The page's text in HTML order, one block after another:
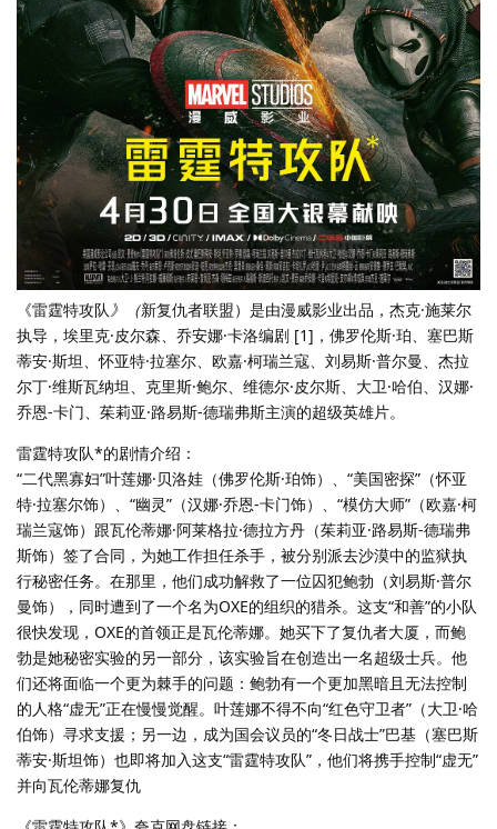
《雷霆特攻队》（新复仇者联盟）是由漫威影业出品，杰克·施莱尔
执导，埃里克·皮尔森、乔安娜·卡洛编剧 [1]，佛罗伦斯·珀、塞巴斯
蒂安·斯坦、怀亚特·拉塞尔、欧嘉·柯瑞兰寇、刘易斯·普尔曼、杰拉
尔丁·维斯瓦纳坦、克里斯·鲍尔、维德尔·皮尔斯、大卫·哈伯、汉娜·
乔恩-卡门、茱莉亚·路易斯-德瑞弗斯主演的超级英雄片。
雷霆特攻队*的剧情介绍：
“二代黑寡妇”叶莲娜·贝洛娃（佛罗伦斯·珀饰）、“美国密探”（怀亚
特·拉塞尔饰）、“幽灵”（汉娜·乔恩-卡门饰）、“模仿大师”（欧嘉·柯
瑞兰寇饰）跟瓦伦蒂娜·阿莱格拉·德拉方丹（茱莉亚·路易斯-德瑞弗
斯饰）签了合同，为她工作担任杀手，被分别派去沙漠中的监狱执
行秘密任务。在那里，他们成功解救了一位囚犯鲍勃（刘易斯·普尔
曼饰），同时遭到了一个名为OXE的组织的猎杀。这支“和善”的小队
很快发现，OXE的首领正是瓦伦蒂娜。她买下了复仇者大厦，而鲍
勃是她秘密实验的另一部分，该实验旨在创造出一名超级士兵。他
们还将面临一个更为棘手的问题：鲍勃有一个更加黑暗且无法控制
的人格“虚无”正在慢慢觉醒。叶莲娜不得不向“红色守卫者”（大卫·哈
伯饰）寻求支援；另一边，成为国会议员的“冬日战士”巴基（塞巴斯
蒂安·斯坦饰）也即将加入这支“雷霆特攻队”，他们将携手控制“虚无”
并向瓦伦蒂娜复仇